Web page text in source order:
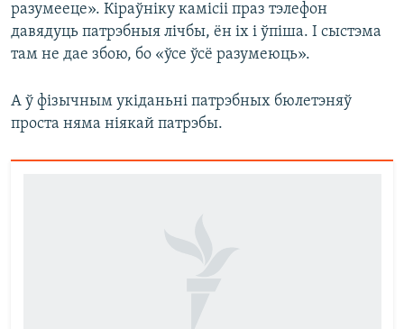
разумееце». Кіраўніку камісіі праз тэлефон
давядуць патрэбныя лічбы, ён іх і ўпіша. І сыстэма
там не дае збою, бо «ўсе ўсё разумеюць».
А ў фізычным укіданьні патрэбных бюлетэняў
проста няма ніякай патрэбы.